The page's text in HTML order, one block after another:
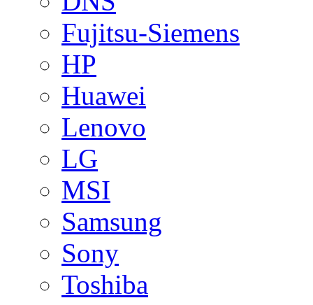
Fujitsu-Siemens
HP
Huawei
Lenovo
LG
MSI
Samsung
Sony
Toshiba